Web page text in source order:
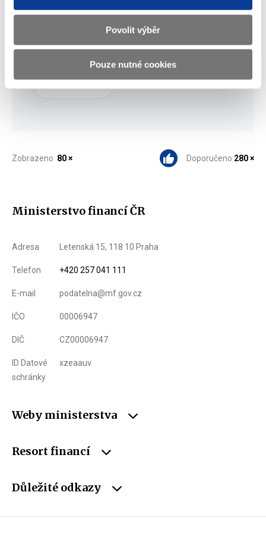
Povolit výběr
Pouze nutné cookies
Stáhnout vybrané (0)
Zobrazeno 80 × Doporučeno 280 ×
Ministerstvo financí ČR
Adresa Letenská 15, 118 10 Praha
Telefon +420 257 041 111
E-mail podatelna@mf.gov.cz
IČO 00006947
DIČ CZ00006947
ID Datové
schránky
xzeaauv
Weby ministerstva
Resort financí
Důležité odkazy